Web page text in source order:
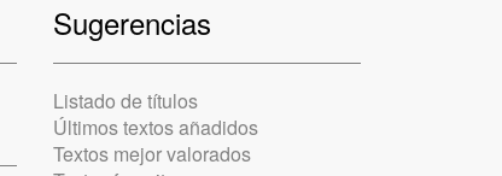
Sugerencias
Listado de títulos
Últimos textos añadidos
Textos mejor valorados